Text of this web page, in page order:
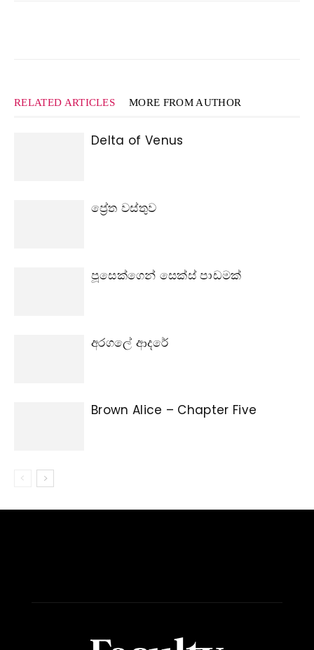
RELATED ARTICLES MORE FROM AUTHOR
Delta of Venus
ප්‍රේත වස්තුව
පූසෙක්ගෙන් සෙක්ස් පාඩමක්
අරගලේ ආදරේ
Brown Alice – Chapter Five